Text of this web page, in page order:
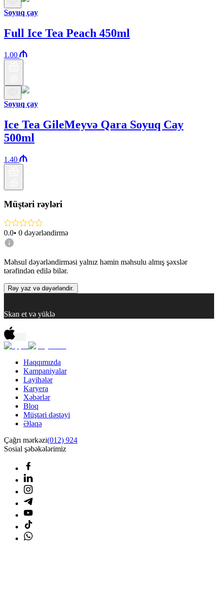
Soyuq çay
Full Ice Tea Peach 450ml
1.00
Soyuq çay
Ice Tea GileMeyvə Qara Soyuq Cay
500ml
1.40
Müştəri rəyləri
0.0• 0 dəyərləndirmə
Məhsul dəyərləndirməsi yalnız həmin məhsulu almış şəxslər
tərəfindən edilə bilər.
Rəy yaz və dəyərləndir.
Skan et və yüklə
Haqqımızda
Kampaniyalar
Layihələr
Karyera
Xəbərlər
Bloq
Müştəri dəstəyi
Əlaqə
Çağrı mərkəzi(012) 924
Sosial şəbəkələrimiz